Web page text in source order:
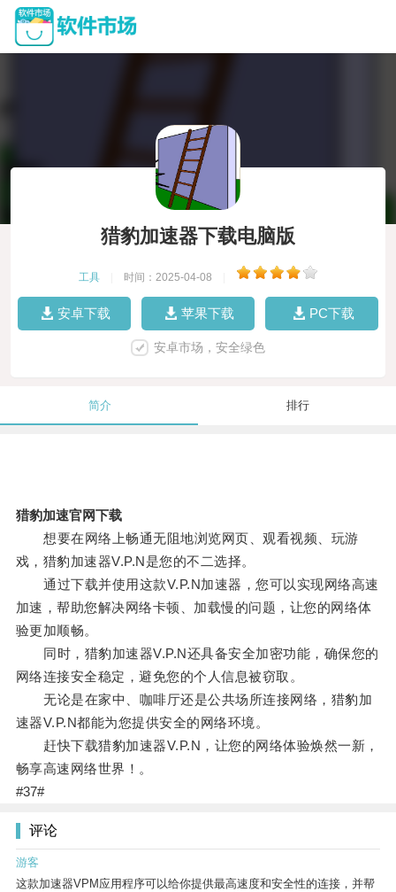
猎豹加速器下载电脑版
工具 时间：2025-04-08
安卓下载 苹果下载 PC下载
安卓市场，安全绿色
简介 排行
猎豹加速官网下载
想要在网络上畅通无阻地浏览网页、观看视频、玩游
戏，猎豹加速器V.P.N是您的不二选择。
通过下载并使用这款V.P.N加速器，您可以实现网络高速
加速，帮助您解决网络卡顿、加载慢的问题，让您的网络体
验更加顺畅。
同时，猎豹加速器V.P.N还具备安全加密功能，确保您的
网络连接安全稳定，避免您的个人信息被窃取。
无论是在家中、咖啡厅还是公共场所连接网络，猎豹加
速器V.P.N都能为您提供安全的网络环境。
赶快下载猎豹加速器V.P.N，让您的网络体验焕然一新，
畅享高速网络世界！。
#37#
评论
游客
这款加速器VPM应用程序可以给你提供最高速度和安全性的连接，并帮